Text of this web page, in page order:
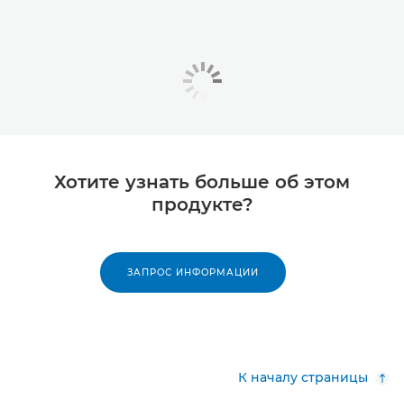
Хотите узнать больше об этом
продукте?
ЗАПРОС ИНФОРМАЦИИ
К началу страницы